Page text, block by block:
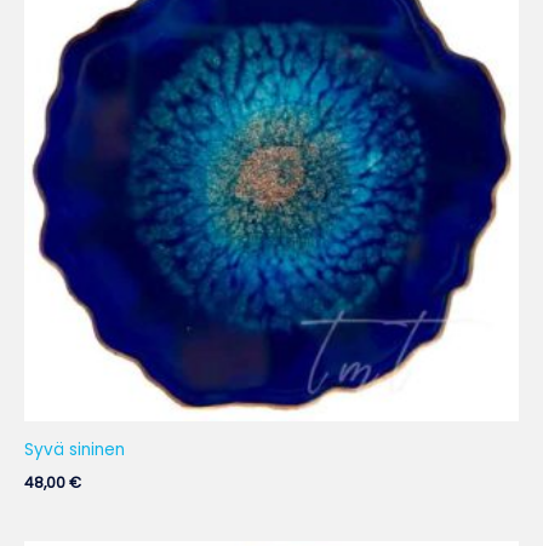
Syvä sininen
48,00€